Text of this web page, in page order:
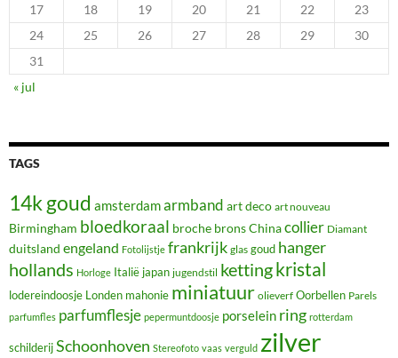
17
18 19 20 21 22
23
24
25 26 27 28 29
30
31
« jul
TAGS
14k goud amsterdamarmband art deco art nouveau
Birmingham bloedkoraal broche bronsChinacollier Diamant
duitsland engeland Fotolijstje frankrijk glas goud hanger
hollands Horloge Italië japan jugendstil kettingkristal
lodereindoosje Londen mahonie miniatuur olieverf Oorbellen Parels
parfumfles parfumflesje pepermuntdoosje porselein ring rotterdam
schilderijSchoonhoven Stereofoto vaas verguld zilver